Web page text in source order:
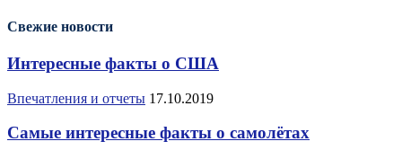
Свежие новости
Интересные факты о США
Впечатления и отчеты 17.10.2019
Самые интересные факты о самолётах